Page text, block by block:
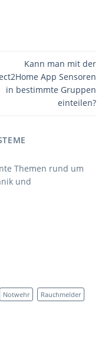
Kann man mit der
App Sensoren
in bestimmte Gruppen
einteilen?
Themen rund um
und
Notwehr
Rauchmelder